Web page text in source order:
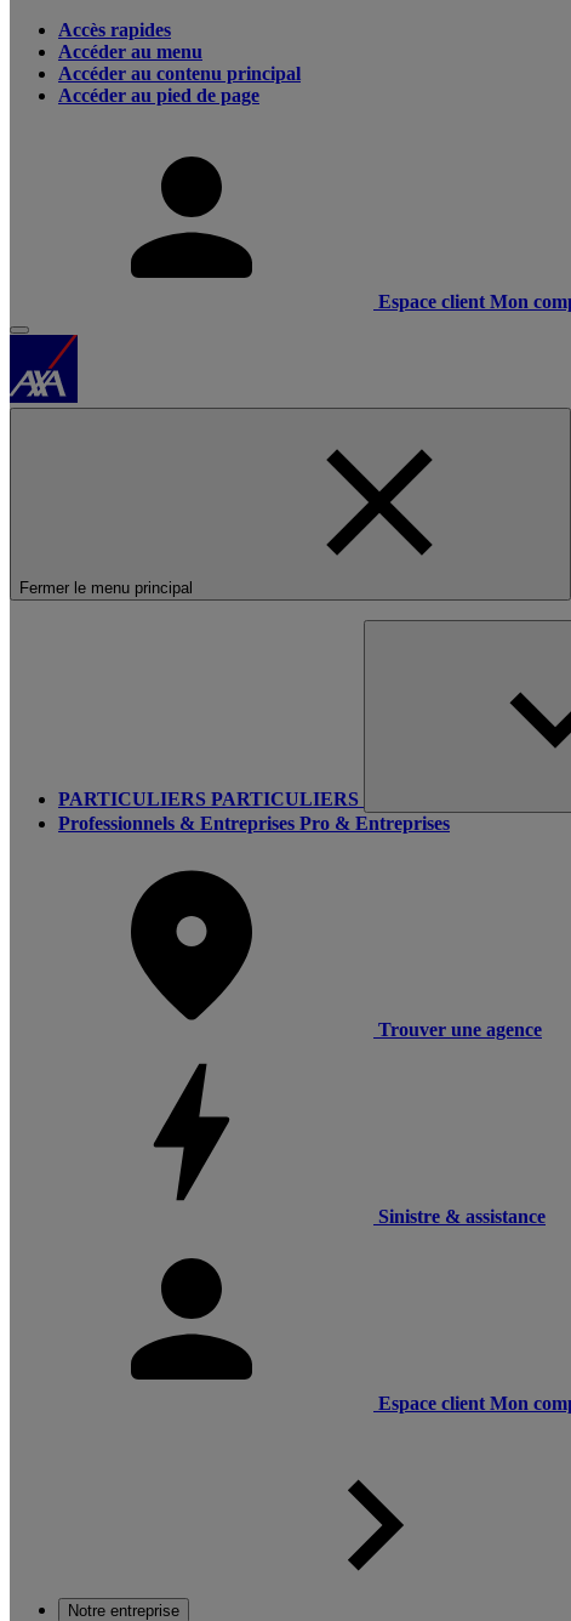
Accès rapides
Accéder au menu
Accéder au contenu principal
Accéder au pied de page
Espace client Mon
Fermer le menu principal
PARTICULIERS PARTICULIERS
Professionnels & Entreprises Pro & Entreprises
Trouver une agence
Sinistre & assistance
Espace client Mon
Notre entreprise